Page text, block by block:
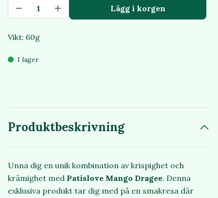
Lägg i korgen
Vikt: 60g
I lager
Produktbeskrivning
Unna dig en unik kombination av krispighet och
krämighet med Patislove Mango Dragee. Denna
exklusiva produkt tar dig med på en smakresa där